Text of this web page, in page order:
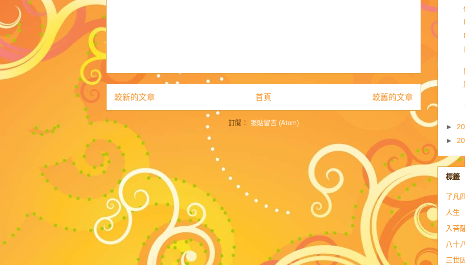
較新的文章 較舊的文章
首頁
訂閱： 張貼留言 (Atom) ►
►
標籤
了凡
人生
入菩
八十
三世